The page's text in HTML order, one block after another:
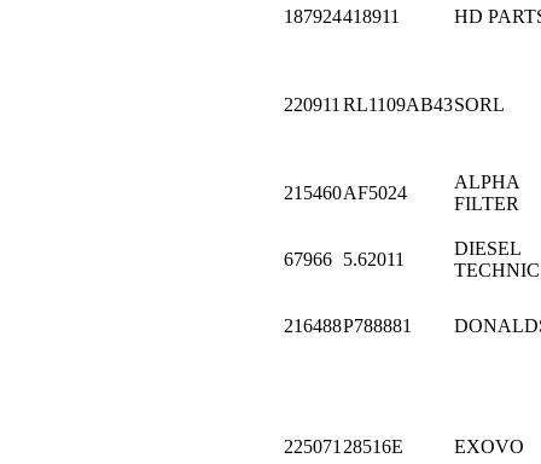
187924418911 HD
220911 RL1109AB43SORL
215460AF5024
ALPHA
FILTER
67966 5.62011
DIESEL
TECHNIC
216488P788881
225071 28516E EXOVO